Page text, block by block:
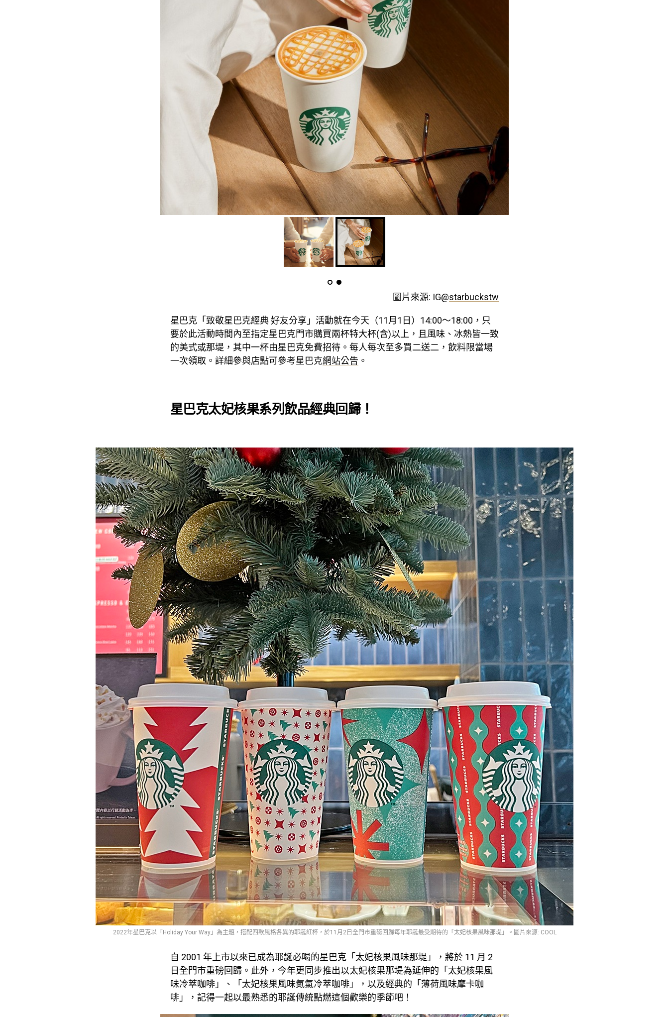
圖片來源: IG@starbuckstw
星巴克「致敬星巴克經典 好友分享」活動就在今天（11月1日）14:00～18:00，只
要於此活動時間內至指定星巴克門市購買兩杯特大杯(含)以上，且風味、冰熱皆一致
的美式或那堤，其中一杯由星巴克免費招待。每人每次至多買二送二，飲料限當場
一次領取。詳細參與店點可參考星巴克網站公告 。
星巴克太妃核果系列飲品經典回歸！
2022年星巴克以「Holiday Your Way」為主題，搭配四款風格各異的耶誕紅杯，於11月2日全門市重磅回歸每年耶誕最受期待的「太妃核果風味那堤」。圖片來源: COOL
自 2001 年上市以來已成為耶誕必喝的星巴克「太妃核果風味那堤」，將於 11 月 2
日全門市重磅回歸。此外，今年更同步推出以太妃核果那堤為延伸的「太妃核果風
味冷萃咖啡」、「太妃核果風味氮氣冷萃咖啡」，以及經典的「薄荷風味摩卡咖
啡」，記得一起以最熟悉的耶誕傳統點燃這個歡樂的季節吧！